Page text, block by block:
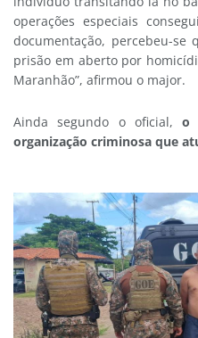
operações especiais
documentação, percebeu-
prisão em aberto por
Maranhão”, afirmou o major.
Ainda segundo o oficial,o
organização criminosa que